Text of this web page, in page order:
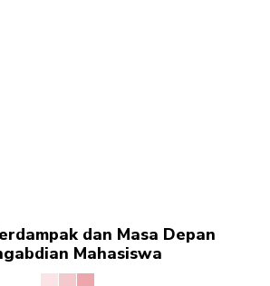
dan Masa Depan
Mahasiswa